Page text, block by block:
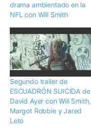
drama ambientado en la
NFL con Will Smith
Segundo trailer de
ESCUADRÓN SUICIDA de
David Ayer con Will Smith,
Margot Robbie y Jared
Leto